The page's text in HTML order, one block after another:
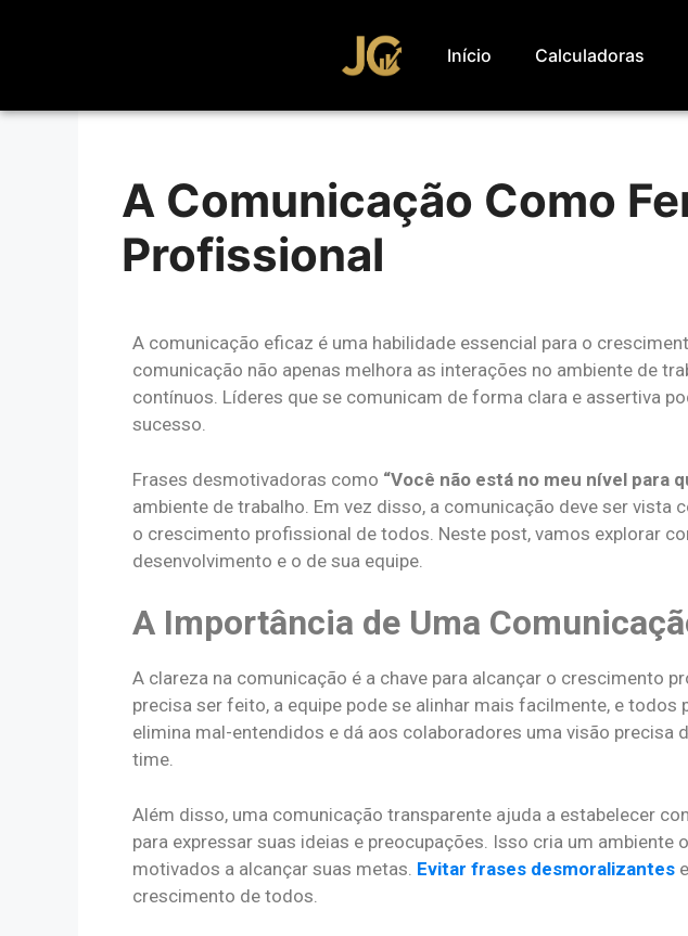
Início Calculadoras
A Comunicação Como
Profissional
A comunicação eficaz é uma habilidade essencial para o
comunicação não apenas melhora as interações no ambiente de
contínuos. Líderes que se comunicam de forma clara e assertiva
sucesso.
Frases desmotivadoras como “Você não está no meu nível para
ambiente de trabalho. Em vez disso, a comunicação deve ser
o crescimento profissional de todos. Neste post, vamos explorar
desenvolvimento e o de sua equipe.
A Importância de Uma
A clareza na comunicação é a chave para alcançar o crescimento
precisa ser feito, a equipe pode se alinhar mais facilmente, e
elimina mal-entendidos e dá aos colaboradores uma visão
time.
Além disso, uma comunicação transparente ajuda a estabelecer
para expressar suas ideias e preocupações. Isso cria um
motivados a alcançar suas metas. Evitar frases desmoralizantes
crescimento de todos.